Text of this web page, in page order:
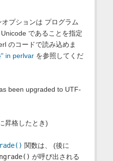
プションは プログラム
であることを指定
のコードで読み込めま
in perlvarを参照してくだ
been upgraded to UTF-
昇格したとき)
関数は、 (後に
が呼び出される